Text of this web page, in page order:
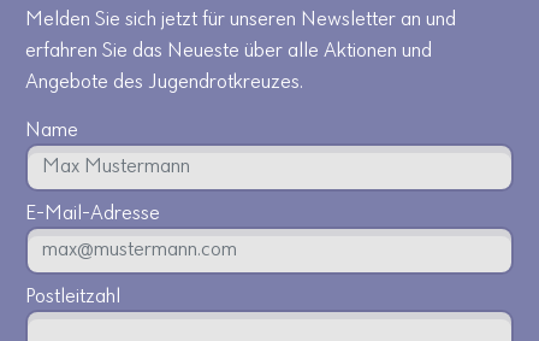
Melden Sie sich jetzt für unseren Newsletter an und
erfahren Sie das Neueste über alle Aktionen und
Angebote des Jugendrotkreuzes.
Name
E-Mail-Adresse
Postleitzahl